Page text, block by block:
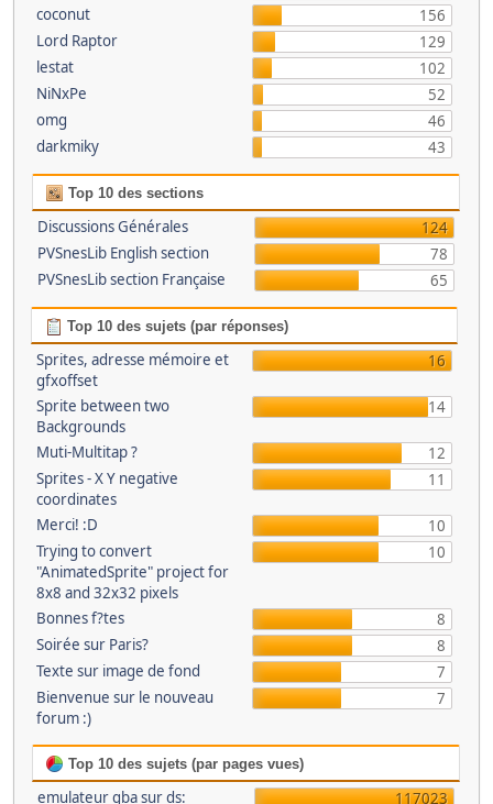
coconut
156
Lord Raptor
129
lestat
102
NiNxPe
52
omg
46
darkmiky
43
Top 10 des sections
Discussions Générales
124
PVSnesLib English section
78
PVSnesLib section Française
65
Top 10 des sujets (par réponses)
Sprites, adresse mémoire et
gfxoffset
16
Sprite between two
Backgrounds
14
Muti-Multitap ?
12
Sprites - X Y negative
coordinates
11
Merci! :D
10
Trying to convert
"AnimatedSprite" project for
8x8 and 32x32 pixels
10
Bonnes f?tes
8
Soirée sur Paris?
8
Texte sur image de fond
7
Bienvenue sur le nouveau
forum :)
7
Top 10 des sujets (par pages vues)
emulateur gba sur ds:
117023